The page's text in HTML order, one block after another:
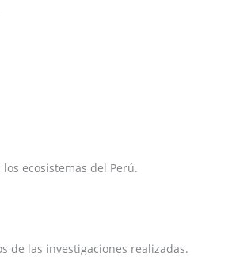
ecosistemas del Perú.
de las investigaciones realizadas.